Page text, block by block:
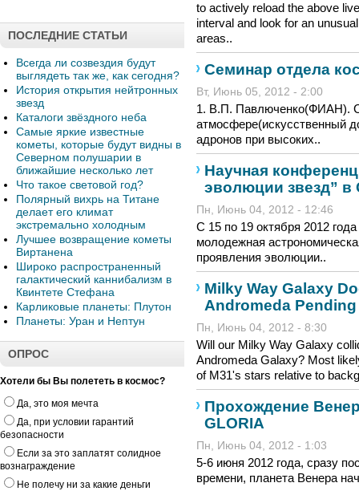
ПОСЛЕДНИЕ СТАТЬИ
Всегда ли созвездия будут
выглядеть так же, как сегодня?
История открытия нейтронных
звезд
Каталоги звёздного неба
Самые яркие известные
кометы, которые будут видны в
Северном полушарии в
ближайшие несколько лет
Что такое световой год?
Полярный вихрь на Титане
делает его климат
экстремально холодным
Лучшее возвращение кометы
Виртанена
Широко распространенный
галактический каннибализм в
Квинтете Стефана
Карликовые планеты: Плутон
Планеты: Уран и Нептун
ОПРОС
Хотели бы Вы полететь в космос?
Да, это моя мечта
Да, при условии гарантий
безопасности
Если за это заплатят солидное
вознаграждение
Не полечу ни за какие деньги
to actively reload the above
interval and look for an
areas..
Семинар отдела
Вт, Июнь 05, 2012 - 2:00
1. В.П. Павлюченко(ФИАН).
атмосфере(искусственный
адронов при высоких..
Научная
эволюции звезд”
Пн, Июнь 04, 2012 - 12:46
С 15 по 19 октября 2012
молодежная
проявления эволюции..
Milky Way Galaxy
Andromeda Pending
Пн, Июнь 04, 2012 - 8:30
Will our Milky Way Galaxy
Andromeda Galaxy? Most
of M31's stars relative to
Прохождение
GLORIA
Пн, Июнь 04, 2012 - 1:03
5-6 июня 2012 года, сразу
времени, планета Венера